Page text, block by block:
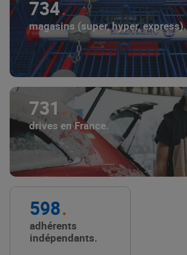
734
magasins (super, hyper, express).
731
drives en France.
598
adhérents
indépendants.